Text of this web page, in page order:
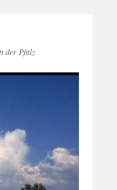
der Pfalz